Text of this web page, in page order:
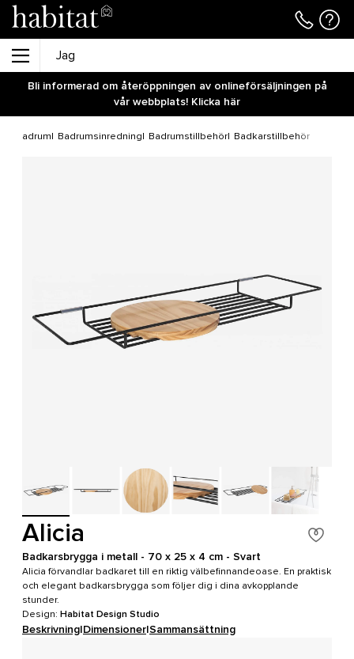
Bli informerad om återöppningen av onlineförsäljningen på
vår webbplats! Klicka här
Badrum Badrumsinredning Badrumstillbehör Badkarstillbehör
Alicia
Badkarsbrygga i metall - 70 x 25 x 4 cm - Svart
Alicia förvandlar badkaret till en riktig välbefinnandeoase. En praktisk
och elegant badkarsbrygga som följer dig i dina avkopplande
stunder.
Design: Habitat Design Studio
Beskrivning|Dimensioner|Sammansättning